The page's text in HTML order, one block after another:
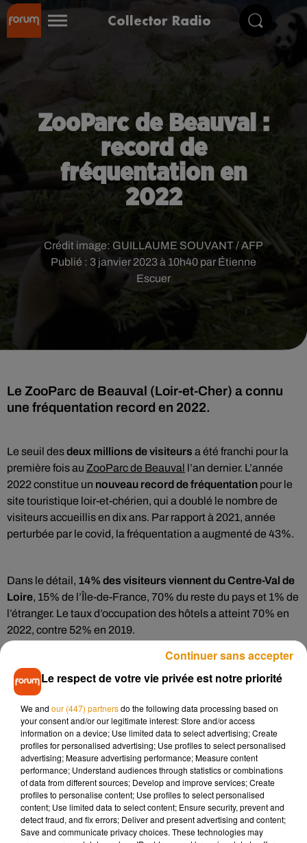
Collector Radio
ZooParc de Beauval :
record de
fréquentation en
2022
Publié : 3 janvier 2023 à 10h40 par Étienne
Escuer
Crédit image: GUILLAUME SOUVANT / AFP
Le ZooParc de Beauval (Loir-et-Cher) a connu
une fréquentation record en 2022.
Le seuil desdeux millions de visiteurs a été franchi pour la
première fois au ZooParc de Beauval l’an dernier. L’année
2022 constitue un nouveau record de fréquentation pour le
site touristique loir-et-chérien, qui a doublé le nombre de
visiteurs accueillis en dix ans. Par rapport à 2021, année
perturbée par le covid, la fréquentation a augmenté de 43%.
Dans le détail, 14% des visiteurs viennent du Centre-Val de
Loire, 15% de l’Île-de-France, 70% du reste du pays et 1% de
l’étranger. Le taux d’occupation des hôtels a atteint 70% en
2022, contre 52% en 2019.
Un succès qui s’explique notamment par la présence dela
famille de pandas
l’an dernier. Yuan Meng, le premier bébé panda né en France,
en 2017, doit quant à lui rejoindre la Chine cet hiver.
L’année 2023 sera marquée par des nouveautés, avectrois
nouvelles ouvertures: une grande volière sud-américaine,
un cinquième hôtel et un centre de soins de la faune locale.
Le respect de votre vie privée est notre priorité
We and our (447) partnersdo the following data processing based on
your consent and/or our legitimate interest: Store and/or access
information on a device; Use limited data to select advertising; Create
profiles for personalised advertising; Use profiles to select personalised
advertising; Measure advertising performance; Measure content
performance; Understand audiences through statistics or combinations
of data from different sources; Develop and improve services; Create
profiles to personalise content; Use profiles to select personalised
content; Use limited data to select content; Ensure security, prevent and
detect fraud, and fix errors; Deliver and present advertising and content;
Save and communicate privacy choices. These technologies may
Continuer sans accepter